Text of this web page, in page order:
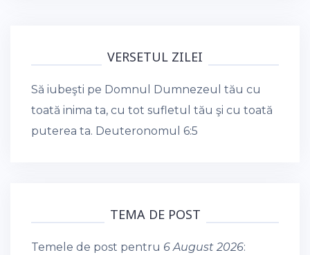
VERSETUL ZILEI
Să iubeşti pe Domnul Dumnezeul tău cu
toată inima ta, cu tot sufletul tău şi cu toată
puterea ta. Deuteronomul 6:5
TEMA DE POST
Temele de post pentru 6 August 2026: